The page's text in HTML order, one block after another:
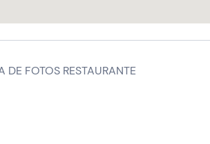
DE FOTOS RESTAURANTE